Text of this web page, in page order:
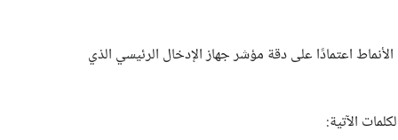
اعتمادًا على دقة مؤشر جهاز الإدخال الرئيسي الذي
الآتية: